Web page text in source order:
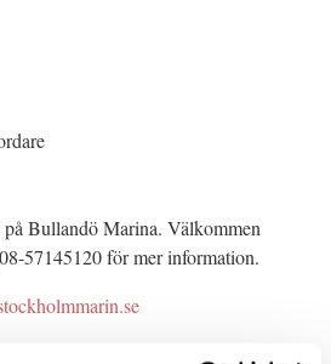
Bullandö Marina. Välkommen
57145120 för mer information.